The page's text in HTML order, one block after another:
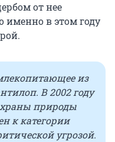
от нее
именно в этом году
из
В 2002 году
природы
к категории
угрозой.